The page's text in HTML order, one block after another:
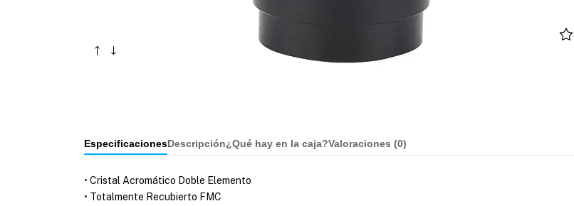
EspecificacionesDescripción¿Qué hay en la caja?Valoraciones (0)
• Cristal Acromático Doble Elemento
• Totalmente Recubierto FMC